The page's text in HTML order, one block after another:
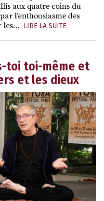
aux quatre coins du
l’enthousiasme des
les… LIRE LA SUITE
toi toi-même et
et les dieux